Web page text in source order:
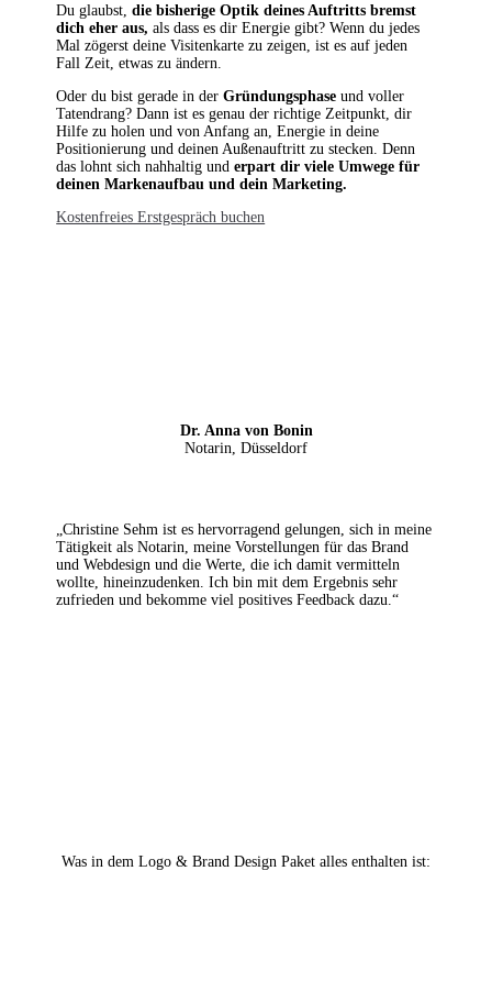
Du glaubst,die bisherige Optik deines Auftritts bremst
dich eher aus, als dass es dir Energie gibt? Wenn du jedes
Mal zögerst deine Visitenkarte zu zeigen, ist es auf jeden
Fall Zeit, etwas zu ändern.
Oder du bist gerade in derGründungsphase und voller
Tatendrang? Dann ist es genau der richtige Zeitpunkt, dir
Hilfe zu holen und von Anfang an, Energie in deine
Positionierung und deinen Außenauftritt zu stecken. Denn
das lohnt sich nahhaltig und erpart dir viele Umwege für
deinen Markenaufbau und dein Marketing.
Kostenfreies Erstgespräch buchen
Dr. Anna von Bonin
Notarin, Düsseldorf
„Christine Sehm ist es hervorragend gelungen, sich in meine
Tätigkeit als Notarin, meine Vorstellungen für das Brand
und Webdesign und die Werte, die ich damit vermitteln
wollte, hineinzudenken. Ich bin mit dem Ergebnis sehr
zufrieden und bekomme viel positives Feedback dazu.“
Was in dem Logo & Brand Design Paket alles enthalten ist: